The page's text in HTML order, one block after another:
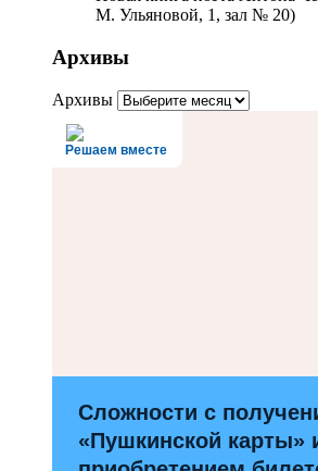
М. Ульяновой, 1, зал № 20)
Архивы
Архивы
Решаем вместе
Сложности с
«Пушкинской карты»